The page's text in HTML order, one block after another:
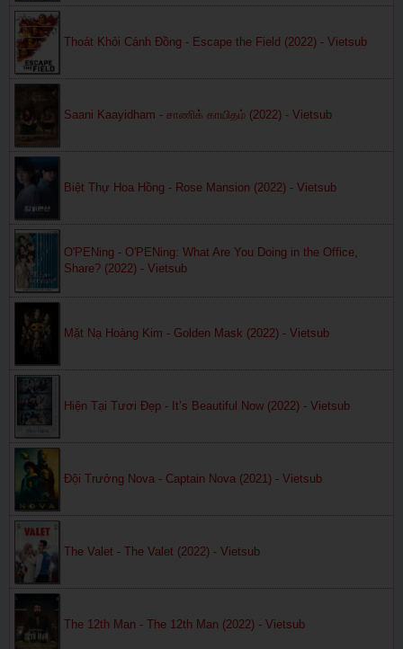
Thoát Khỏi Cánh Đồng - Escape the Field (2022) - Vietsub
Saani Kaayidham - சாணிக் காயிதம் (2022) - Vietsub
Biệt Thự Hoa Hồng - Rose Mansion (2022) - Vietsub
O'PENing - O'PENing: What Are You Doing in the Office,
Share? (2022) - Vietsub
Mặt Nạ Hoàng Kim - Golden Mask (2022) - Vietsub
Hiện Tại Tươi Đẹp - It’s Beautiful Now (2022) - Vietsub
Đội Trưởng Nova - Captain Nova (2021) - Vietsub
The Valet - The Valet (2022) - Vietsub
The 12th Man - The 12th Man (2022) - Vietsub